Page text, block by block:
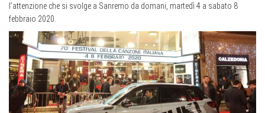
l’attenzione che si svolge a Sanremo da domani, martedì 4 a sabato 8
febbraio 2020.